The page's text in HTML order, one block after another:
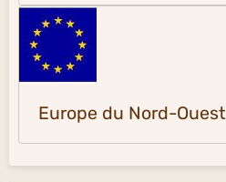
Europe du Nord-